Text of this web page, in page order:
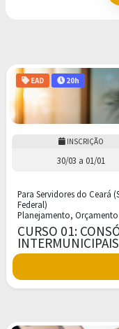
EAD 20h
INSCRIÇÃO
30/03 a 01/01
Para Servidores do Ceará
Federal)
Planejamento, Orçamento
CURSO 01:
INTERMUNICIPAIS